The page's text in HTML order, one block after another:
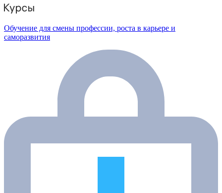
Обучение для смены профессии, роста в карьере и
саморазвития